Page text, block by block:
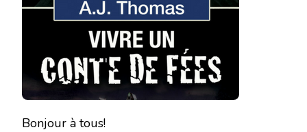
DE
IMPROBABLES
#2)
DE
Bonjour à tous!